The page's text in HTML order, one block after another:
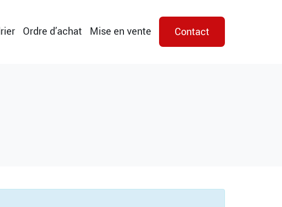
Ordre d’achat Mise en vente Contact